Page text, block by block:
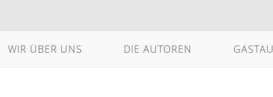
WIR ÜBER UNS DIE AUTOREN